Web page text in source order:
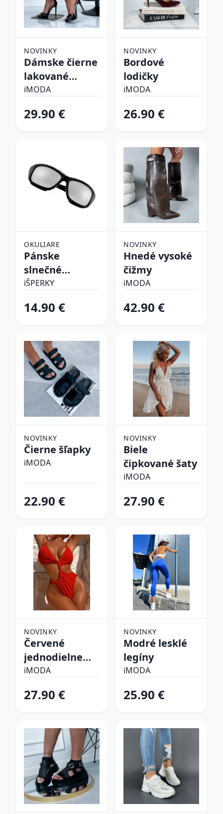
NOVINKY
Dámske čierne
lakované
sandálky
iMODA
29.90 €
NOVINKY
Bordové
lodičky
iMODA
26.90 €
OKULIARE
Pánske
slnečné
okuliare
iŠPERKY
14.90 €
NOVINKY
Hnedé vysoké
čižmy
iMODA
42.90 €
NOVINKY
Čierne šľapky
iMODA
22.90 €
NOVINKY
Biele
čipkované šaty
iMODA
27.90 €
NOVINKY
Červené
jednodielne
plavky
iMODA
27.90 €
NOVINKY
Modré lesklé
legíny
iMODA
25.90 €